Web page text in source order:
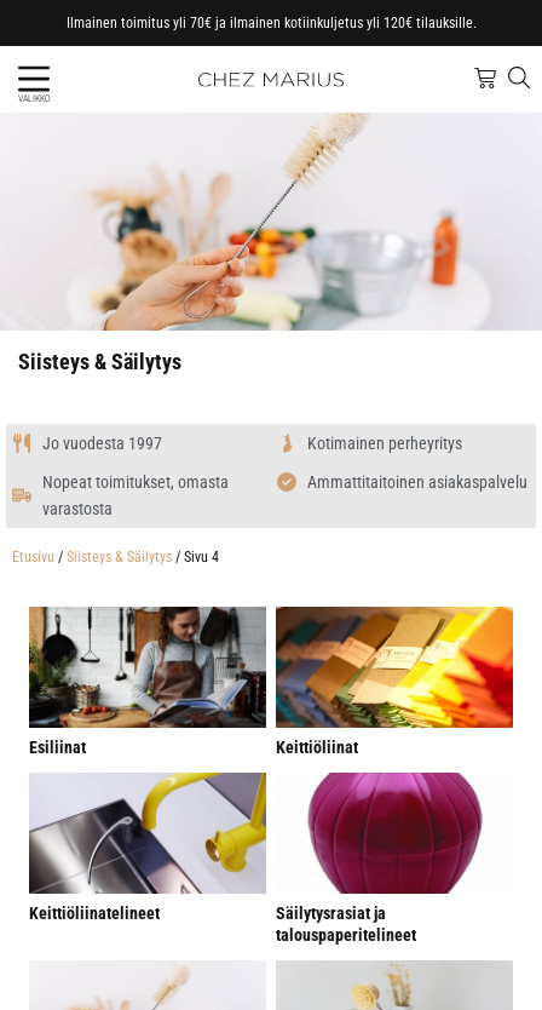
Ilmainen toimitus yli 70€ ja ilmainen kotiinkuljetus yli 120€ tilauksille.
VALIKKO
Siisteys & Säilytys
Jo vuodesta 1997
Kotimainen perheyritys
Nopeat toimitukset, omasta
varastosta
Ammattitaitoinen asiakaspalvelu
Etusivu / Siisteys & Säilytys / Sivu 4
Esiliinat Keittiöliinat
Keittiöliinatelineet
Säilytysrasiat ja
talouspaperitelineet